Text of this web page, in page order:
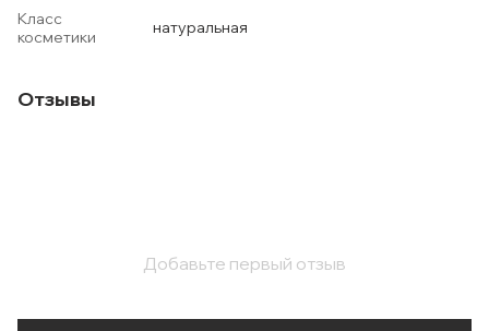
Класс
косметики
натуральная
Отзывы
Добавьте первый отзыв